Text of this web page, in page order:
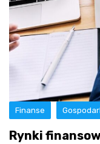
Finanse
Rynki